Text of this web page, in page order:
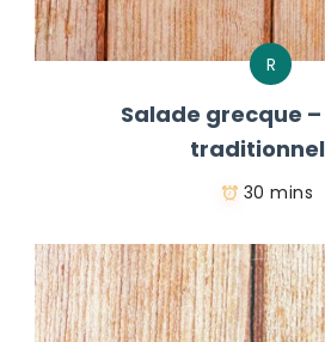
R
Salade grecque
30 mins